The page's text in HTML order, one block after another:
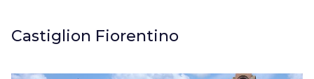
Castiglion Fiorentino